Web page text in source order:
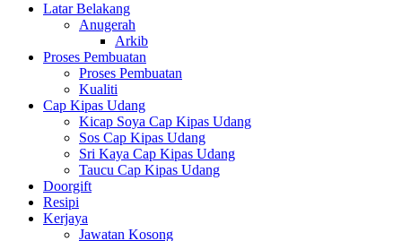
Latar Belakang
Anugerah
Arkib
Proses Pembuatan
Proses Pembuatan
Kualiti
Cap Kipas Udang
Kicap Soya Cap Kipas Udang
Sos Cap Kipas Udang
Sri Kaya Cap Kipas Udang
Taucu Cap Kipas Udang
Doorgift
Resipi
Kerjaya
Jawatan Kosong